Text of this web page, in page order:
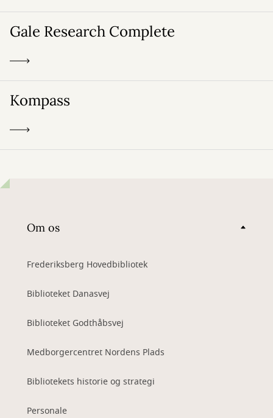
Gale Research Complete
Kompass
Om os
Frederiksberg Hovedbibliotek
Biblioteket Danasvej
Biblioteket Godthåbsvej
Medborgercentret Nordens Plads
Bibliotekets historie og strategi
Personale